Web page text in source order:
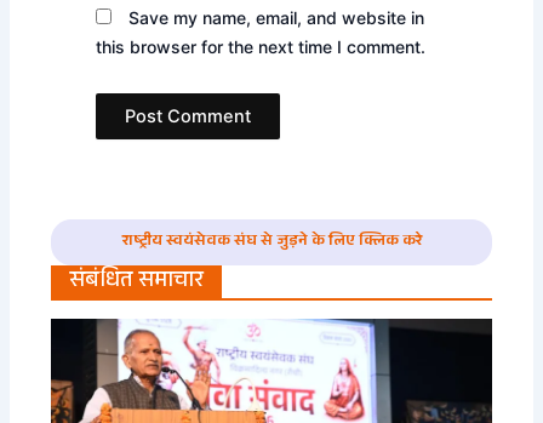
Save my name, email, and website in
this browser for the next time I comment.
राष्ट्रीय स्वयंसेवक संघ से जुड़ने के लिए क्लिक करे
संबंधित समाचार